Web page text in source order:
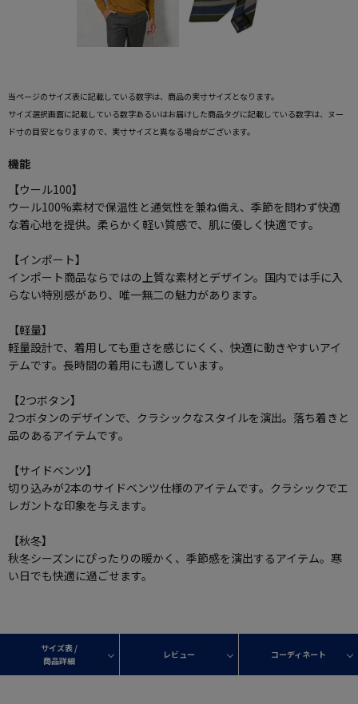
当ページのサイズ表に記載している数字は、商品の実寸サイズとなります。
サイズ選択画面に記載している数字あるいはお届けした商品タグに記載している数字は、ヌー
ド寸の目安となりますので、実寸サイズと異なる場合がございます。
機能
【ウール100】
ウール100%素材で保温性と通気性を兼ね備え、季節を問わず快適
な着心地を提供。柔らかく軽い質感で、肌に優しく快適です。
【インポート】
インポート商品ならではの上質な素材とデザイン。国内では手に入
らない特別感があり、唯一無二の魅力があります。
【軽量】
軽量設計で、着用しても重さを感じにくく、快適に動きやすいアイ
テムです。長時間の着用にも適しています。
【2つボタン】
2つボタンのデザインで、クラシックなスタイルを演出。落ち着きと
品のあるアイテムです。
【サイドベンツ】
切り込みが2本のサイドベンツ仕様のアイテムです。クラシックでエ
レガントな印象を与えます。
【秋冬】
秋冬シーズンにぴったりの暖かく、季節感を演出するアイテム。寒
い日でも快適に過ごせます。
サイズ表 /
商品詳細
レビュー コーディネート